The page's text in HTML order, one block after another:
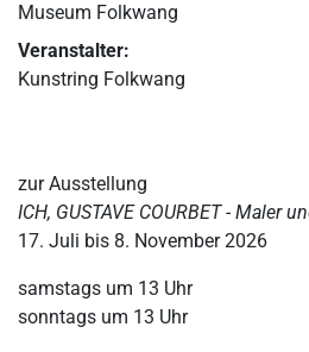
Museum Folkwang
Veranstalter:
Kunstring Folkwang
zur Ausstellung
ICH, GUSTAVE COURBET - Maler
17. Juli bis 8. November 2026
samstags um 13 Uhr
sonntags um 13 Uhr